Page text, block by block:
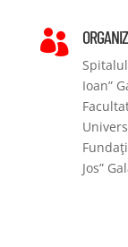

Ioan”
Jos”